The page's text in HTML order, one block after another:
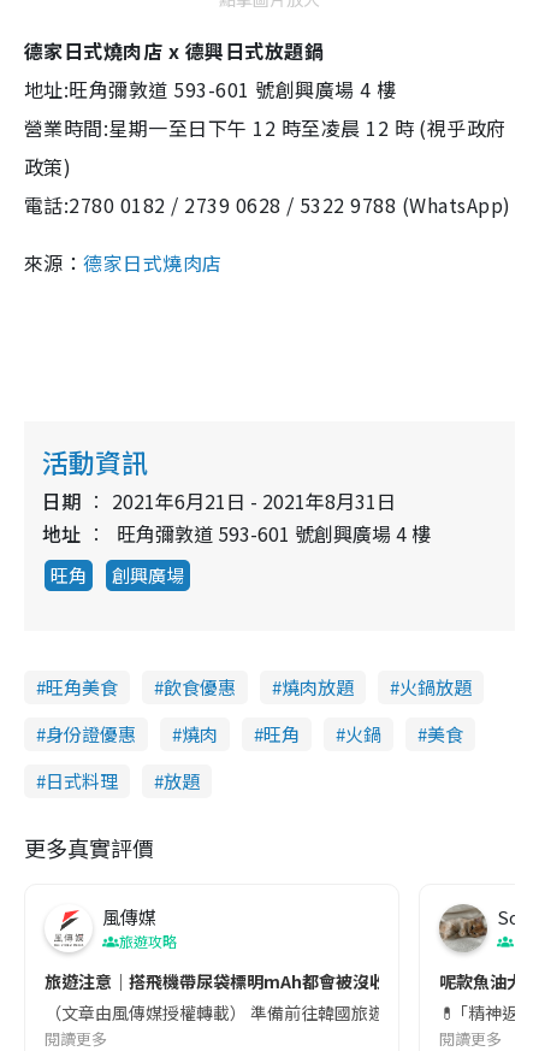
德家日式燒肉店 x 德興日式放題鍋
地址:旺角彌敦道 593-601 號創興廣場 4 樓
營業時間:星期一至日下午 12 時至凌晨 12 時 (視乎政府
政策)
電話:2780 0182 / 2739 0628 / 5322 9788 (WhatsApp)
來源：德家日式燒肉店
活動資訊
日期
2021年6月21日 - 2021年8月31日
地址
旺角彌敦道 593-601 號創興廣場 4 樓
旺角 創興廣場
旺角美食 飲食優惠 燒肉放題
火鍋放題
身份證優惠
燒肉 旺角 火鍋
美食
日式料理
放題
更多真實評價
風傳媒
旅遊攻略
旅遊注意｜搭飛機帶尿袋標明mAh都會被沒收😱出發前切記檢查
（文章由風傳媒授權轉載） 準備前往韓國旅遊的民眾，近期要
閱讀更多
Soul
呢款魚油大
💊 ｢精神返
閱讀更多